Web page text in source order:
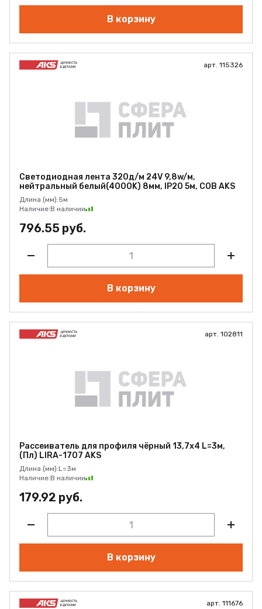
В корзину
арт. 115326
Светодиодная лента 320д/м 24V 9,8w/м,
нейтральный белый(4000K) 8мм, IP20 5м, COB AKS
Длина (мм):5м
Наличие:В наличии
796.55 руб.
В корзину
арт. 102811
Рассеиватель для профиля чёрный 13,7х4 L=3м,
(Пл) LIRA-1707 AKS
Длина (мм):L=3м
Наличие:В наличии
179.92 руб.
В корзину
арт. 111676